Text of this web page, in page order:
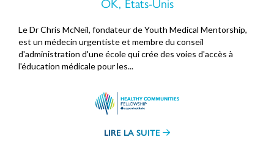
Le Dr Chris McNeil, fondateur de Youth Medical Mentorship,
est un médecin urgentiste et membre du conseil
d'administration d'une école qui crée des voies d'accès à
l'éducation médicale pour les...
LIRE LA SUITE